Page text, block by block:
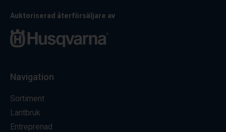
Auktoriserad återförsäljare av
Navigation
Sortiment
Lantbruk
Entreprenad